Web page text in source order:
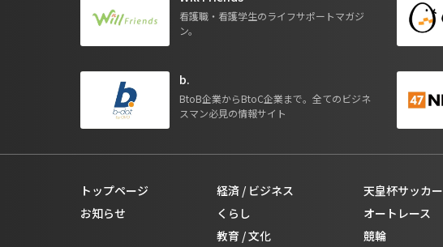
看護職・看護学生のライフサポートマガジ
ン。
b.
BtoB企業からBtoC企業まで。全てのビジネ
スマン必見の情報サイト
トップページ
お知らせ
経済 / ビジネス
くらし
教育 / 文化
天皇杯サッカー
オートレース
競輪